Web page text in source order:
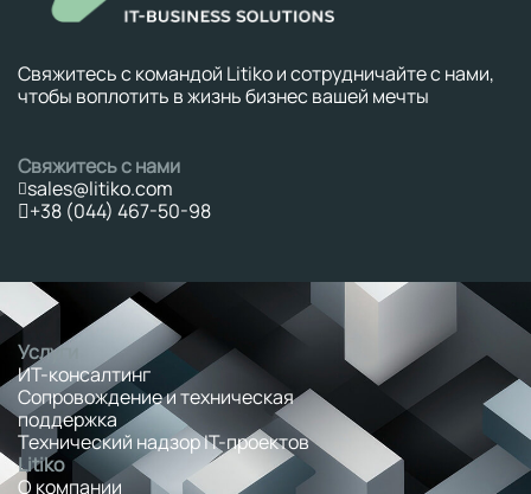
Свяжитесь с командой Litiko и сотрудничайте с нами,
чтобы воплотить в жизнь бизнес вашей мечты
Свяжитесь с нами
sales@litiko.com
+38 (044) 467-50-98
Услуги
ИТ-консалтинг
Сопровождение и техническая
поддержка
Технический надзор IT-проектов
Litiko
О компании